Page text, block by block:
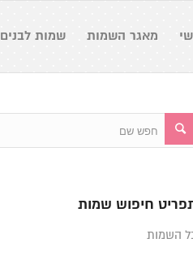
מאגר השמות שמות לבנים
חיפוש שמות
השמות